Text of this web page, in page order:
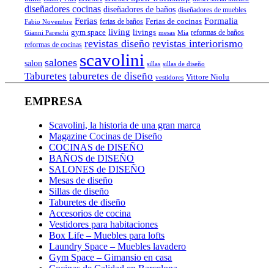
diseñadores cocinas diseñadores de baños diseñadores de muebles
Fabio Novembre Ferias ferias de baños Ferias de cocinas Formalia
Gianni Pareschi gym space living livings mesas Mia reformas de baños
reformas de cocinas revistas diseño revistas interiorismo
salon salones scavolini sillas sillas de diseño
Taburetes taburetes de diseño vestidores Vittore Niolu
EMPRESA
Scavolini, la historia de una gran marca
Magazine Cocinas de Diseño
COCINAS de DISEÑO
BAÑOS de DISEÑO
SALONES de DISEÑO
Mesas de diseño
Sillas de diseño
Taburetes de diseño
Accesorios de cocina
Vestidores para habitaciones
Box Life – Muebles para lofts
Laundry Space – Muebles lavadero
Gym Space – Gimansio en casa